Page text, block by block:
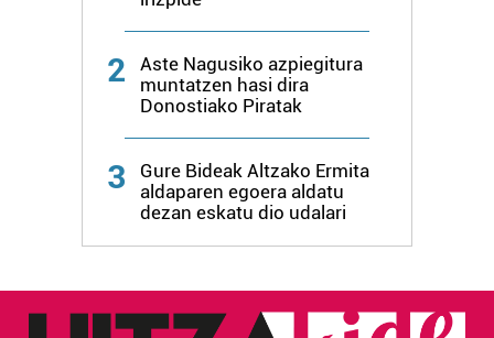
2
Aste Nagusiko azpiegitura
muntatzen hasi dira
Donostiako Piratak
3
Gure Bideak Altzako Ermita
aldaparen egoera aldatu
dezan eskatu dio udalari